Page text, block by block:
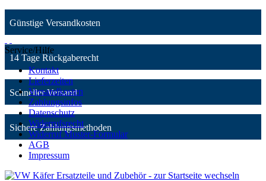
Günstige Versandkosten
14 Tage Rückgaberecht
Schneller Versand
Sichere Zahlungsmethoden
Service/Hilfe
Kontakt
Lieferzeiten
Versandkosten
Zahlungsinfos
Datenschutz
Widerrufsrecht
Widerruf Muster-Formular
AGB
Impressum